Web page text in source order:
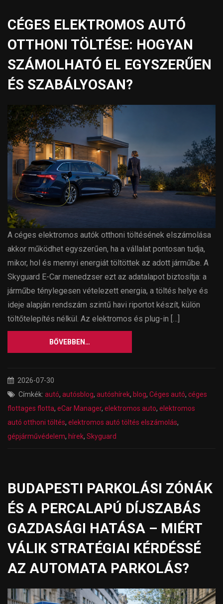
CÉGES ELEKTROMOS AUTÓ
OTTHONI TÖLTÉSE: HOGYAN
SZÁMOLHATÓ EL EGYSZERŰEN
ÉS SZABÁLYOSAN?
A céges elektromos autók otthoni töltésének elszámolása
akkor működhet egyszerűen, ha a vállalat pontosan tudja,
mikor, hol és mennyi energiát töltöttek az adott járműbe. A
Skyguard E-Car menedzser ezt az adatalapot biztosítja: a
járműbe ténylegesen vételezett energia, a töltés helye és
ideje alapján rendszám szintű havi riportot készít, külön
töltőtelepítés nélkül. Az elektromos és plug-in […]
BŐVEBBEN…
2026-07-30
Címkék: autó, autósblog, autóshírek, blog, Céges autó, céges
flottages flotta, eCar Manager, elektromos auto, elektromos
autó otthoni töltés, elektromos autó töltés elszámolás,
gépjárművédelem, hírek, Skyguard
BUDAPESTI PARKOLÁSI ZÓNÁK
ÉS A PERCALAPÚ DÍJSZABÁS
GAZDASÁGI HATÁSA – MIÉRT
VÁLIK STRATÉGIAI KÉRDÉSSÉ
AZ AUTOMATA PARKOLÁS?